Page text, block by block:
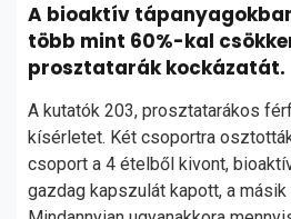
A bioaktív
több mint 60%-kal
prosztatarák kockázatát.
A kutatók 203, prosztatarákos
kísérletet. Két csoportra
csoport a 4 ételből kivont,
gazdag kapszulát kapott, a